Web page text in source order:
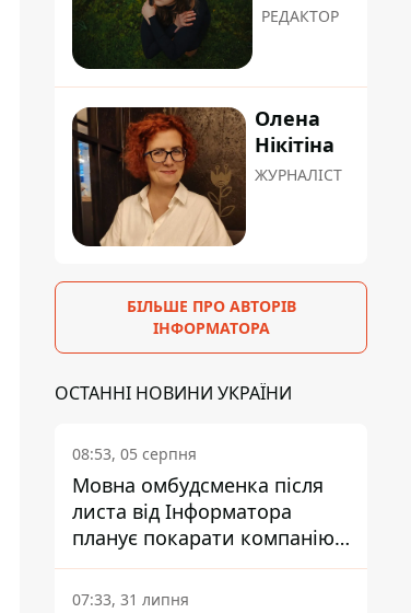
РЕДАКТОР
Олена
Нікітіна
ЖУРНАЛІСТ
БІЛЬШЕ ПРО АВТОРІВ
ІНФОРМАТОРА
ОСТАННІ НОВИНИ УКРАЇНИ
08:53, 05 серпня
Мовна омбудсменка після
листа від Інформатора
планує покарати компанію-
підрядника ПриватБанку
07:33, 31 липня